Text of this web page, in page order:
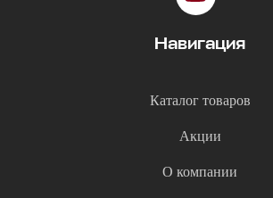
Навигация
Каталог товаров
Акции
О компании